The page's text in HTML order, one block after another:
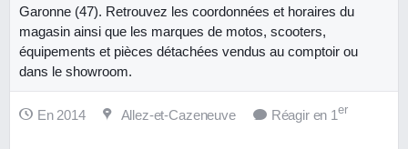
Garonne (47). Retrouvez les coordonnées et horaires du
magasin ainsi que les marques de motos, scooters,
équipements et pièces détachées vendus au comptoir ou
dans le showroom.
En 2014 Allez-et-Cazeneuve Réagir en 1er